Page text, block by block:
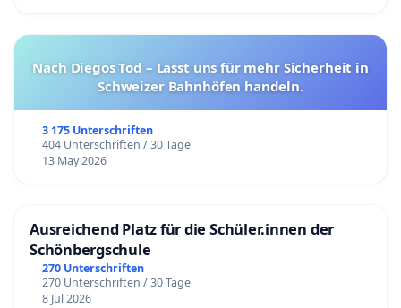
Nach Diegos Tod – Lasst uns für mehr Sicherheit in
Schweizer Bahnhöfen handeln.
3 175 Unterschriften
404 Unterschriften / 30 Tage
13 May 2026
Ausreichend Platz für die Schüler.innen der
Schönbergschule
270 Unterschriften
270 Unterschriften / 30 Tage
8 Jul 2026